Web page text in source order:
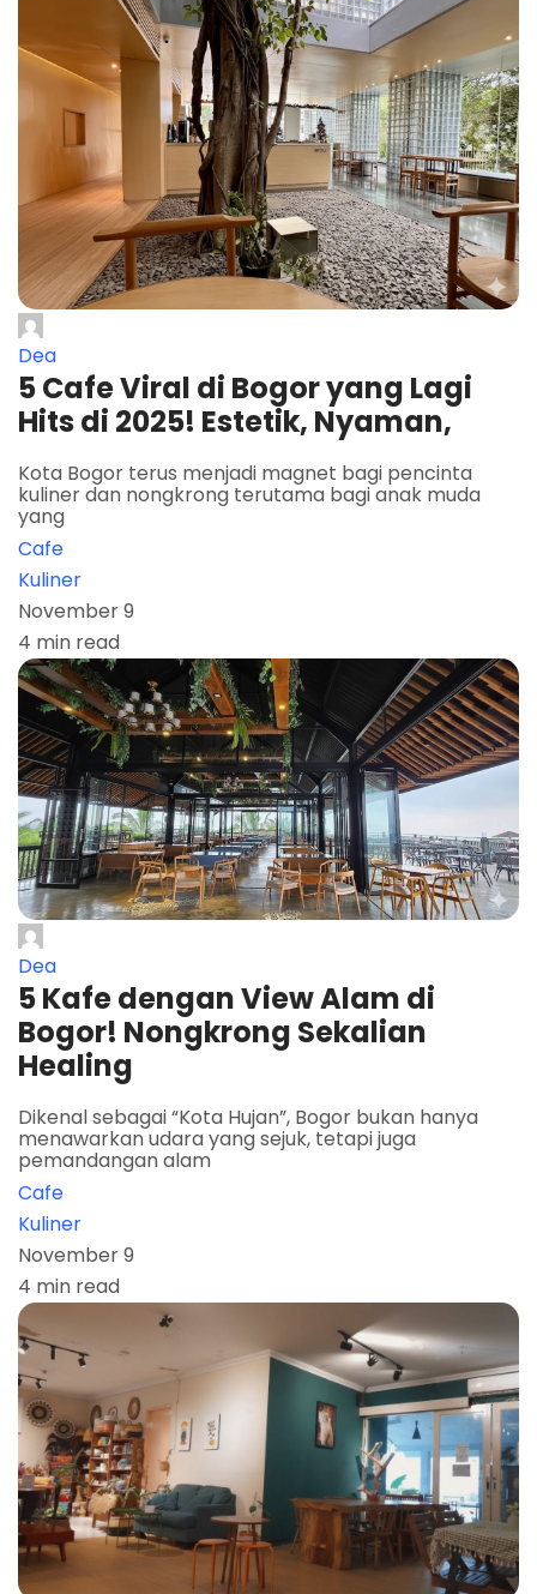
Dea
5 Cafe Viral di Bogor yang Lagi
Hits di 2025! Estetik, Nyaman,
Kota Bogor terus menjadi magnet bagi pencinta
kuliner dan nongkrong terutama bagi anak muda
yang
Cafe
Kuliner
November 9
4 min read
Dea
5 Kafe dengan View Alam di
Bogor! Nongkrong Sekalian
Healing
Dikenal sebagai “Kota Hujan”, Bogor bukan hanya
menawarkan udara yang sejuk, tetapi juga
pemandangan alam
Cafe
Kuliner
November 9
4 min read